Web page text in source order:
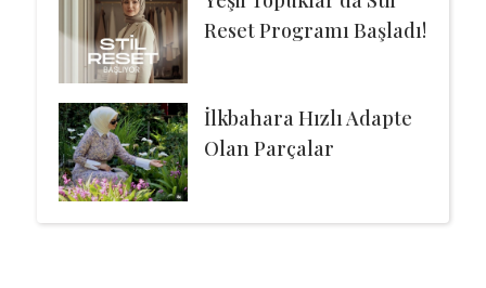
Reset Programı Başladı!
İlkbahara Hızlı Adapte
Olan Parçalar